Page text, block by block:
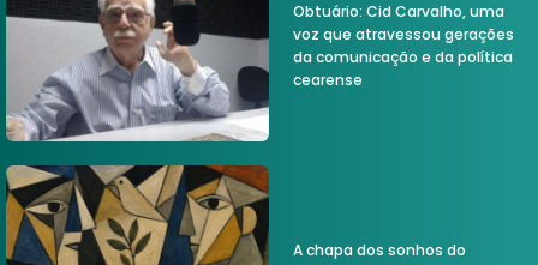
Obtuário: Cid Carvalho, uma
voz que atravessou gerações
da comunicação e da política
cearense
A chapa dos sonhos do